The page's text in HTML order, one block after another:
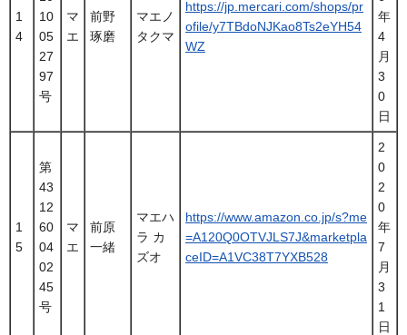
1
4
10
05
27
97
号
マ
エ
前野
琢磨
マエノ
タクマ
https://jp.mercari.com/shops/pr
ofile/y7TBdoNJKao8Ts2eYH54
WZ
年
4
月
3
0
日
1
5
第
43
12
60
04
02
45
号
マ
エ
前原
一緒
マエハ
ラ カ
ズオ
https://www.amazon.co.jp/s?me
=A120Q0OTVJLS7J&marketpla
ceID=A1VC38T7YXB528
2
0
2
0
年
7
月
3
1
日